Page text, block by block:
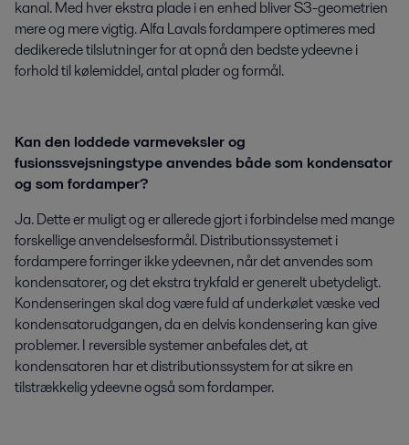
kanal. Med hver ekstra plade i en enhed bliver S3-geometrien
mere og mere vigtig. Alfa Lavals fordampere optimeres med
dedikerede tilslutninger for at opnå den bedste ydeevne i
forhold til kølemiddel, antal plader og formål.
Kan den loddede varmeveksler og
fusionssvejsningstype anvendes både som kondensator
og som fordamper?
Ja. Dette er muligt og er allerede gjort i forbindelse med mange
forskellige anvendelsesformål. Distributionssystemet i
fordampere forringer ikke ydeevnen, når det anvendes som
kondensatorer, og det ekstra trykfald er generelt ubetydeligt.
Kondenseringen skal dog være fuld af underkølet væske ved
kondensatorudgangen, da en delvis kondensering kan give
problemer. I reversible systemer anbefales det, at
kondensatoren har et distributionssystem for at sikre en
tilstrækkelig ydeevne også som fordamper.